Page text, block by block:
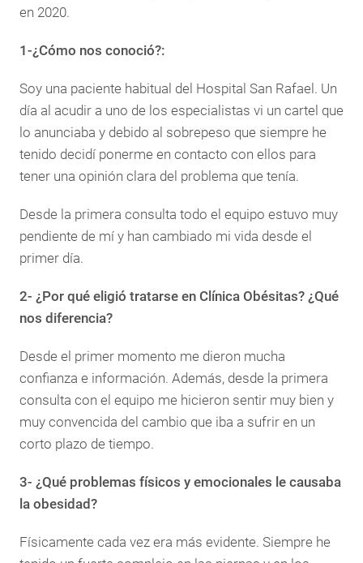
en 2020.
1-¿Cómo nos conoció?:
Soy una paciente habitual del Hospital San Rafael. Un
día al acudir a uno de los especialistas vi un cartel que
lo anunciaba y debido al sobrepeso que siempre he
tenido decidí ponerme en contacto con ellos para
tener una opinión clara del problema que tenía.
Desde la primera consulta todo el equipo estuvo muy
pendiente de mí y han cambiado mi vida desde el
primer día.
2- ¿Por qué eligió tratarse en Clínica Obésitas? ¿Qué
nos diferencia?
Desde el primer momento me dieron mucha
confianza e información. Además, desde la primera
consulta con el equipo me hicieron sentir muy bien y
muy convencida del cambio que iba a sufrir en un
corto plazo de tiempo.
3- ¿Qué problemas físicos y emocionales le causaba
la obesidad?
Físicamente cada vez era más evidente. Siempre he